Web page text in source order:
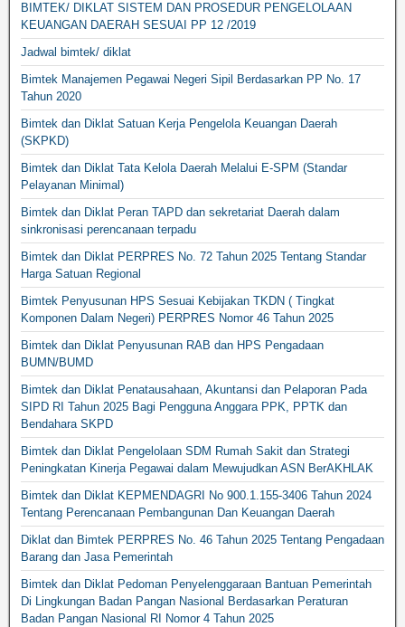
BIMTEK/ DIKLAT SISTEM DAN PROSEDUR PENGELOLAAN
KEUANGAN DAERAH SESUAI PP 12 /2019
Jadwal bimtek/ diklat
Bimtek Manajemen Pegawai Negeri Sipil Berdasarkan PP No. 17
Tahun 2020
Bimtek dan Diklat Satuan Kerja Pengelola Keuangan Daerah
(SKPKD)
Bimtek dan Diklat Tata Kelola Daerah Melalui E-SPM (Standar
Pelayanan Minimal)
Bimtek dan Diklat Peran TAPD dan sekretariat Daerah dalam
sinkronisasi perencanaan terpadu
Bimtek dan Diklat PERPRES No. 72 Tahun 2025 Tentang Standar
Harga Satuan Regional
Bimtek Penyusunan HPS Sesuai Kebijakan TKDN ( Tingkat
Komponen Dalam Negeri) PERPRES Nomor 46 Tahun 2025
Bimtek dan Diklat Penyusunan RAB dan HPS Pengadaan
BUMN/BUMD
Bimtek dan Diklat Penatausahaan, Akuntansi dan Pelaporan Pada
SIPD RI Tahun 2025 Bagi Pengguna Anggara PPK, PPTK dan
Bendahara SKPD
Bimtek dan Diklat Pengelolaan SDM Rumah Sakit dan Strategi
Peningkatan Kinerja Pegawai dalam Mewujudkan ASN BerAKHLAK
Bimtek dan Diklat KEPMENDAGRI No 900.1.155-3406 Tahun 2024
Tentang Perencanaan Pembangunan Dan Keuangan Daerah
Diklat dan Bimtek PERPRES No. 46 Tahun 2025 Tentang Pengadaan
Barang dan Jasa Pemerintah
Bimtek dan Diklat Pedoman Penyelenggaraan Bantuan Pemerintah
Di Lingkungan Badan Pangan Nasional Berdasarkan Peraturan
Badan Pangan Nasional RI Nomor 4 Tahun 2025